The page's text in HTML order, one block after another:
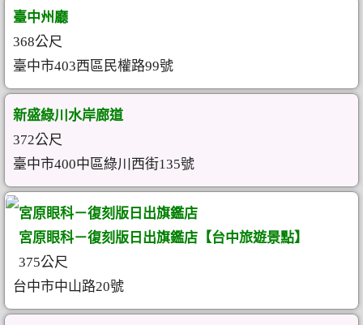
臺中州廳
368公尺
臺中市403西區民權路99號
新盛綠川水岸廊道
372公尺
臺中市400中區綠川西街135號
宮原眼科－復刻版日出旗鑑店
宮原眼科－復刻版日出旗鑑店【台中旅遊景點】
375公尺
台中市中山路20號